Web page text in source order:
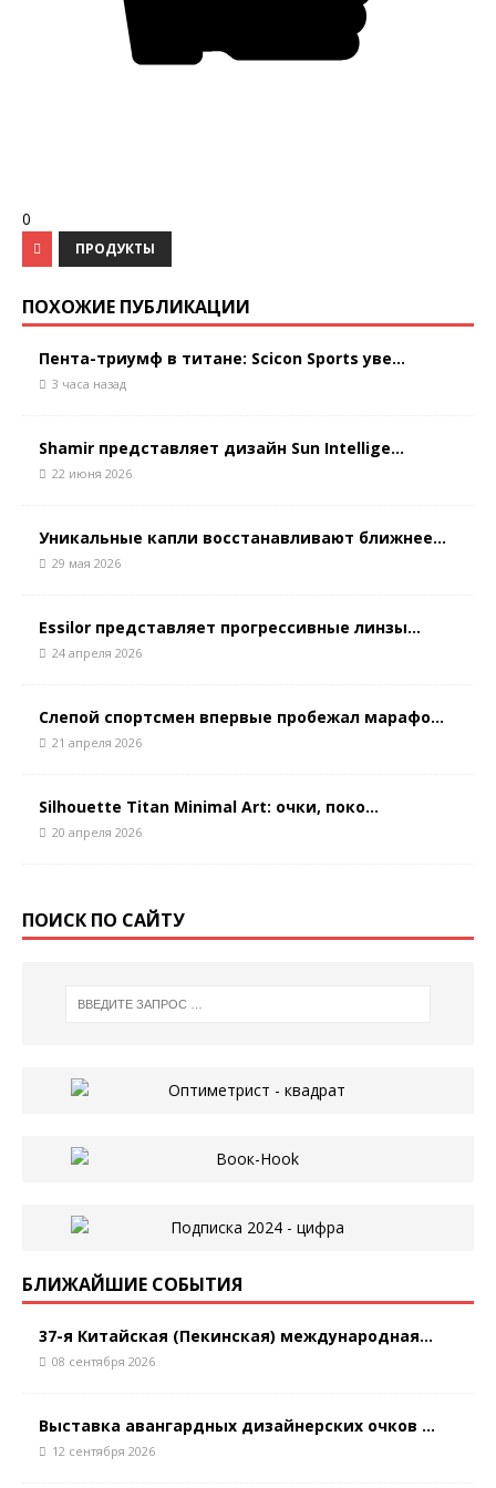
0
ПРОДУКТЫ
ПОХОЖИЕ ПУБЛИКАЦИИ
Пента-триумф в титане: Scicon Sports уве...
3 часа назад
Shamir представляет дизайн Sun Intellige...
22 июня 2026
Уникальные капли восстанавливают ближнее...
29 мая 2026
Essilor представляет прогрессивные линзы...
24 апреля 2026
Слепой спортсмен впервые пробежал марафо...
21 апреля 2026
Silhouette Titan Minimal Art: очки, поко...
20 апреля 2026
ПОИСК ПО САЙТУ
БЛИЖАЙШИЕ СОБЫТИЯ
37-я Китайская (Пекинская) международная...
08 сентября 2026
Выставка авангардных дизайнерских очков ...
12 сентября 2026